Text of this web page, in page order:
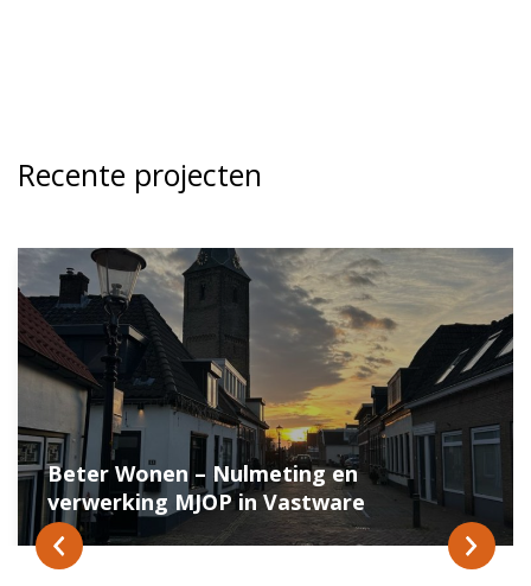
Recente projecten
Beter Wonen – Nulmeting en
verwerking MJOP in Vastware